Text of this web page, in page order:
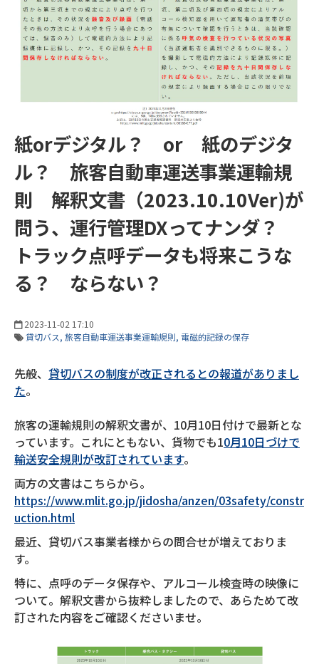
紙orデジタル？ or 紙のデジタ
ル？ 旅客自動車運送事業運輸規
則 解釈文書（2023.10.10Ver)が
問う、運行管理DXってナンダ？
トラック点呼データも将来こうな
る？ ならない？
2023-11-02 17:10
貸切バス 旅客自動車運送事業運輸規則 電磁的記録の保存
先般、 貸切バスの制度が改正されるとの報道がありまし
た。
旅客の運輸規則の解釈文書が、10月10日付けで最新とな
っています。これにともない、貨物でも10月10日づけで
輸送安全規則が改訂されています。
両方の文書はこちらから。
https://www.mlit.go.jp/jidosha/anzen/03safety/constr
uction.html
最近、貸切バス事業者様からの問合せが増えておりま
す。
特に、点呼のデータ保存や、アルコール検査時の映像に
ついて。解釈文書から抜粋しましたので、あらためて改
訂された内容をご確認くださいませ。